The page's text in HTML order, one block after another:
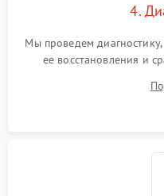
4.
Мы проведем
ее восстановления и